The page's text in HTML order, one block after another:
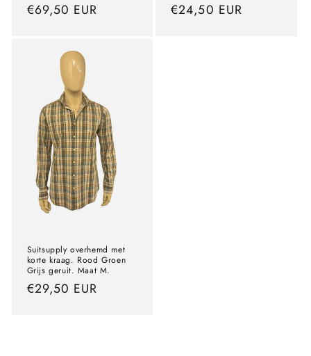
Normale
€69,50 EUR
Normale
€24,50 EUR
Suitsupply overhemd met
korte kraag. Rood Groen
Grijs geruit. Maat M.
Normale
€29,50 EUR